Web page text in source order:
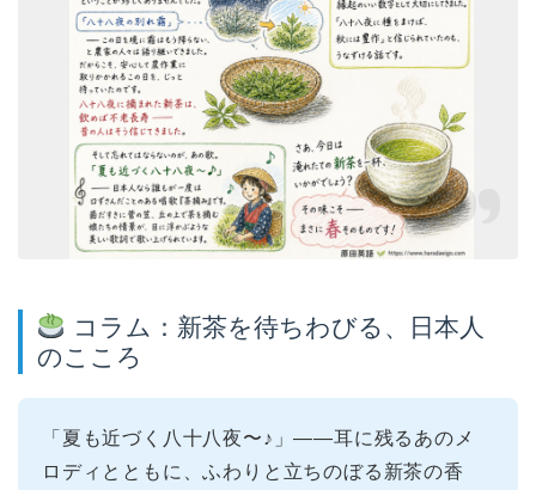
コラム：新茶を待ちわびる、日本人
のこころ
「夏も近づく八十八夜〜♪」——耳に残るあのメ
ロディとともに、ふわりと立ちのぼる新茶の香